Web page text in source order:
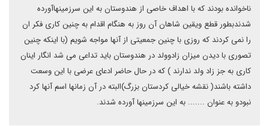
ناخوانده بودند که با اهداف خاصی از هندوستان به این سرزمینهاآورده
شدندبطور قطع ویقین شاهان آن روز به هنگام اقدام به چنین کاری فکر ان
را نمی کردند که روزی با چنین جمعیتی از آنها مواجه شویم (با اینکه چنین
تصوری با دیدن میزان زادوولد در هندوستان باید تداعی می شد انگار اینان
کاری به جز زاد ولد ندارند ) که در حال حاضر ادعای عرضی با این وسعت
داشته باشند( نقشه خیالی کردستان بزرگ)البته در آن زمانها اسم آنها کرد
نبودو به عنوان ....... به این سرزمینها آورده شدند.